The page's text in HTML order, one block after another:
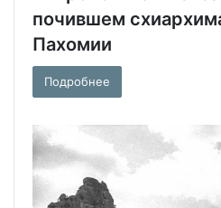
почившем
Пахомии
Подробнее